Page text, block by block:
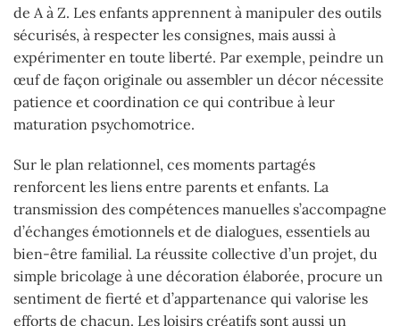
de A à Z. Les enfants apprennent à manipuler des outils
sécurisés, à respecter les consignes, mais aussi à
expérimenter en toute liberté. Par exemple, peindre un
œuf de façon originale ou assembler un décor nécessite
patience et coordination ce qui contribue à leur
maturation psychomotrice.
Sur le plan relationnel, ces moments partagés
renforcent les liens entre parents et enfants. La
transmission des compétences manuelles s’accompagne
d’échanges émotionnels et de dialogues, essentiels au
bien-être familial. La réussite collective d’un projet, du
simple bricolage à une décoration élaborée, procure un
sentiment de fierté et d’appartenance qui valorise les
efforts de chacun. Les loisirs créatifs sont aussi un